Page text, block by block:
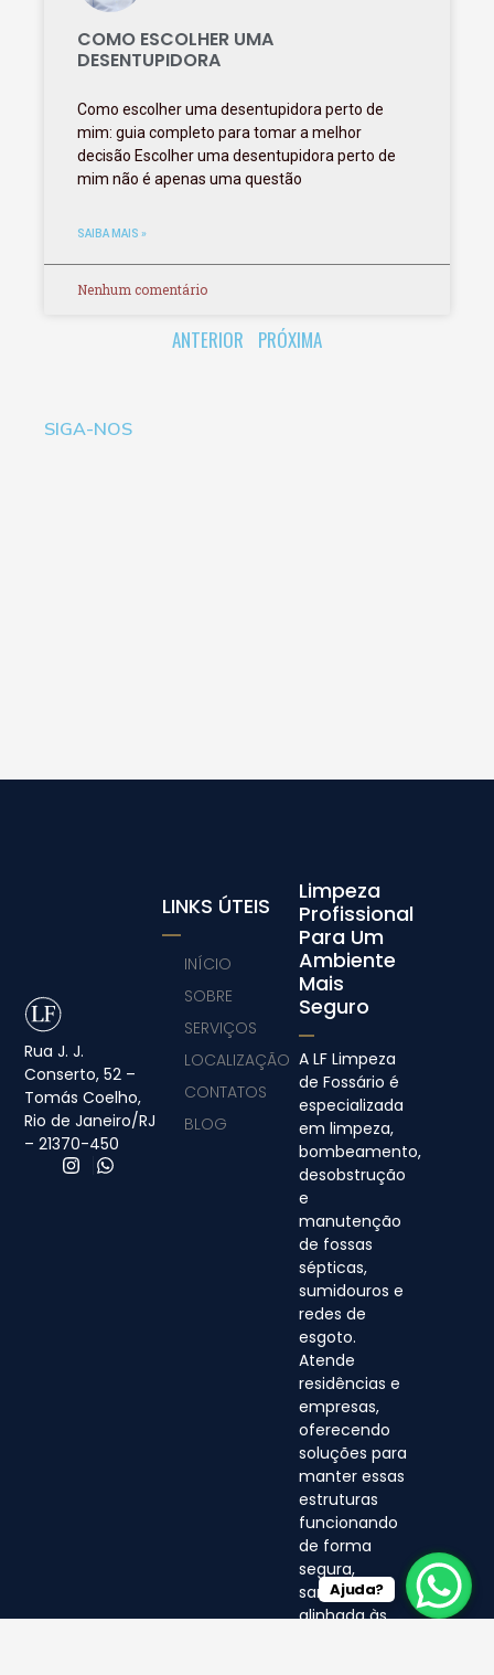
COMO ESCOLHER UMA
DESENTUPIDORA
Como escolher uma desentupidora perto de
mim: guia completo para tomar a melhor
decisão Escolher uma desentupidora perto de
mim não é apenas uma questão
SAIBA MAIS »
Nenhum comentário
ANTERIOR PRÓXIMA
SIGA-NOS
Rua J. J.
Conserto, 52 –
Tomás Coelho,
Rio de Janeiro/RJ
– 21370-450
Limpeza
Profissional
Para Um
Ambiente
Mais
Seguro
A LF Limpeza
de Fossário é
especializada
em limpeza,
bombeamento,
desobstrução
e
manutenção
de fossas
sépticas,
sumidouros e
redes de
esgoto.
Atende
residências e
empresas,
oferecendo
soluções para
manter essas
estruturas
funcionando
de forma
segura,
sanitária e
alinhada às
LINKS ÚTEIS
INÍCIO
SOBRE
SERVIÇOS
LOCALIZAÇÃO
CONTATOS
BLOG
Ajuda?